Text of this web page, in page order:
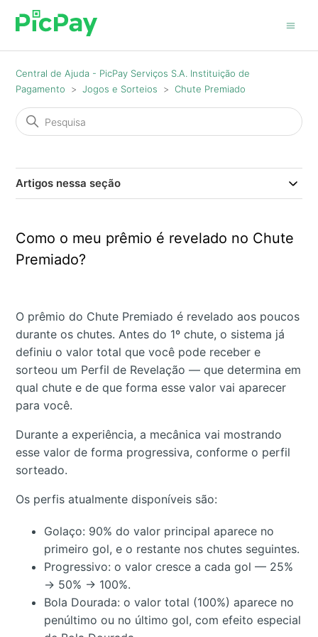
Central de Ajuda - PicPay Serviços S.A. Instituição de
Pagamento
Jogos e Sorteios Chute Premiado
Artigos nessa seção
Como o meu prêmio é revelado no Chute
Premiado?
O prêmio do Chute Premiado é revelado aos poucos
durante os chutes. Antes do 1º chute, o sistema já
definiu o valor total que você pode receber e
sorteou um Perfil de Revelação — que determina em
qual chute e de que forma esse valor vai aparecer
para você.
Durante a experiência, a mecânica vai mostrando
esse valor de forma progressiva, conforme o perfil
sorteado.
Os perfis atualmente disponíveis são:
Golaço: 90% do valor principal aparece no
primeiro gol, e o restante nos chutes seguintes.
Progressivo: o valor cresce a cada gol — 25%
→ 50% → 100%.
Bola Dourada: o valor total (100%) aparece no
penúltimo ou no último gol, com efeito especial